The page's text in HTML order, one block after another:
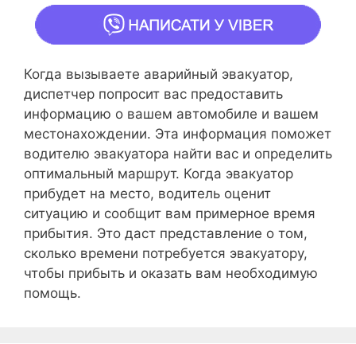
Когда вызываете аварийный эвакуатор,
диспетчер попросит вас предоставить
информацию о вашем автомобиле и вашем
местонахождении. Эта информация поможет
водителю эвакуатора найти вас и определить
оптимальный маршрут. Когда эвакуатор
прибудет на место, водитель оценит
ситуацию и сообщит вам примерное время
прибытия. Это даст представление о том,
сколько времени потребуется эвакуатору,
чтобы прибыть и оказать вам необходимую
помощь.